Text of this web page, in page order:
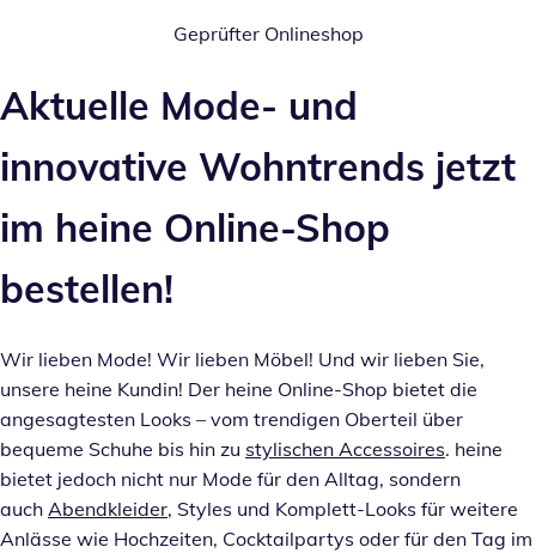
Geprüfter Onlineshop
Aktuelle Mode- und
innovative Wohntrends jetzt
im heine Online-Shop
bestellen!
Wir lieben Mode! Wir lieben Möbel! Und wir lieben Sie,
unsere heine Kundin! Der heine Online-Shop bietet die
angesagtesten Looks – vom trendigen Oberteil über
bequeme Schuhe bis hin zu stylischen Accessoires. heine
bietet jedoch nicht nur Mode für den Alltag, sondern
auch Abendkleider, Styles und Komplett-Looks für weitere
Anlässe wie Hochzeiten, Cocktailpartys oder für den Tag im